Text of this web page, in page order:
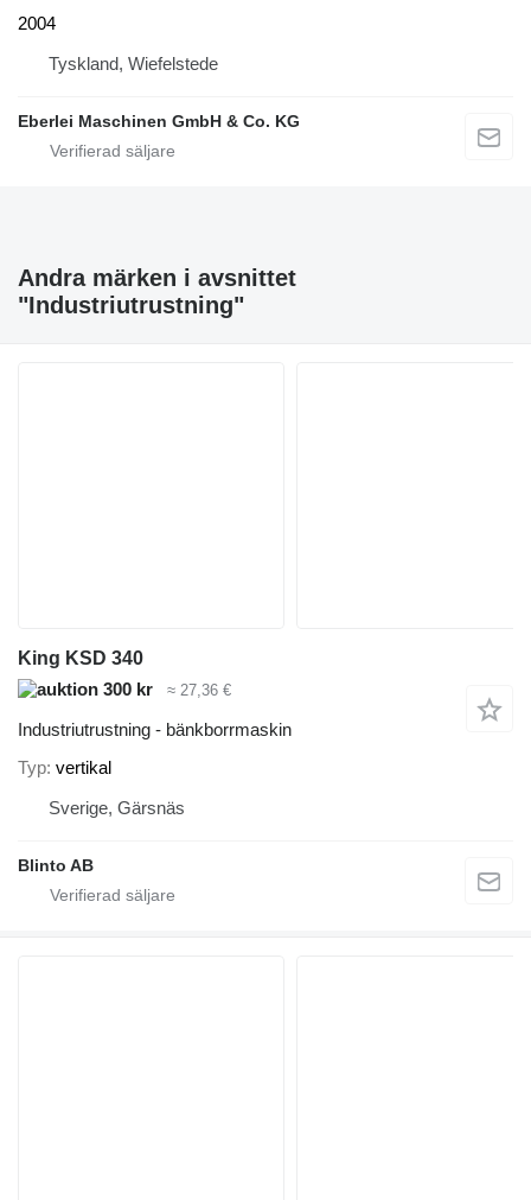
2004
Tyskland, Wiefelstede
Eberlei Maschinen GmbH & Co. KG
Andra märken i avsnittet
"Industriutrustning"
King KSD 340
300 kr
≈ 27,36 €
Industriutrustning - bänkborrmaskin
Typ vertikal
Sverige, Gärsnäs
Blinto AB